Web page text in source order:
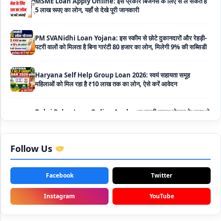
तक का लोन
Mahila Samriddhi Loan Yojana: महिला समृद्धि योजना के तहत
महिलाओ को मिलता है पुरे 1 लाख का लोन, कम ब्याज के साथ तगड़ी सब्सिडी
NHFDC E-Rickshaw Loan Scheme Apply Online: अब ई-
रिक्शा खरीदने के लिए सकते है 1.5 लाख का सरकारी लोन, मिलेगी 50% तक
Follow Us
Facebook Twitter
Instagram YouTube